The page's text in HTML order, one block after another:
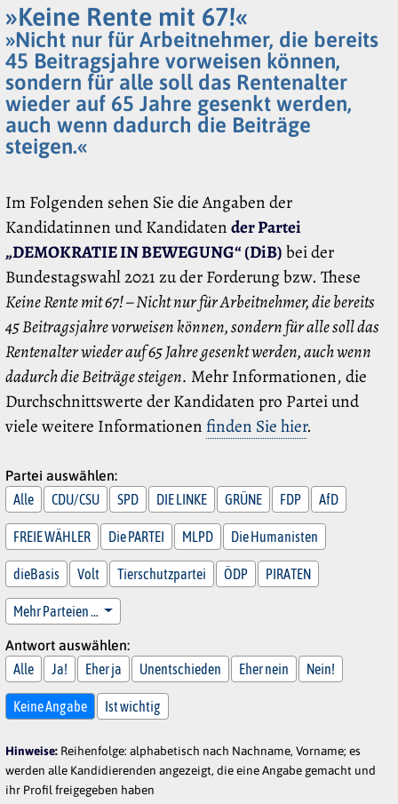
»Keine Rente mit 67!«
»Nicht nur für Arbeitnehmer, die bereits
45 Beitragsjahre vorweisen können,
sondern für alle soll das Rentenalter
wieder auf 65 Jahre gesenkt werden,
auch wenn dadurch die Beiträge
steigen.«
Im Folgenden sehen Sie die Angaben der
Kandidatinnen und Kandidatender Partei
„DEMOKRATIE IN BEWEGUNG“ (DiB)bei der
Bundestagswahl 2021 zu der Forderung bzw. These
Keine Rente mit 67! – Nicht nur für Arbeitnehmer, die bereits
45 Beitragsjahre vorweisen können, sondern für alle soll das
Rentenalter wieder auf 65 Jahre gesenkt werden, auch wenn
dadurch die Beiträge steigen. Mehr Informationen, die
Durchschnittswerte der Kandidaten pro Partei und
viele weitere Informationen finden Sie hier.
Partei auswählen:
Alle
CDU/CSU SPD DIE LINKE GRÜNE FDP AfD
FREIE WÄHLER Die PARTEI MLPD Die Humanisten
dieBasis Volt Tierschutzpartei ÖDP PIRATEN
Mehr Parteien …
Antwort auswählen:
Alle
Ja! Eher ja Unentschieden Eher nein Nein!
Keine Angabe Ist wichtig
Hinweise: Reihenfolge: alphabetisch nach Nachname, Vorname; es
werden alle Kandidierenden angezeigt, die eine Angabe gemacht und
ihr Profil freigegeben haben